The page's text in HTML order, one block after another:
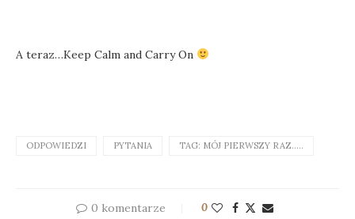
A teraz…Keep Calm and Carry On
ODPOWIEDZI PYTANIA TAG: MÓJ PIERWSZY RAZ.....
0 komentarze 0